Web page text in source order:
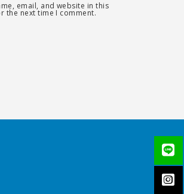
email, and website in this
the next time I comment.